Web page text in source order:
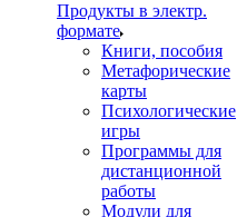
Продукты в электр.
формате
Книги, пособия
Метафорические
карты
Психологические
игры
Программы для
дистанционной
работы
Модули для